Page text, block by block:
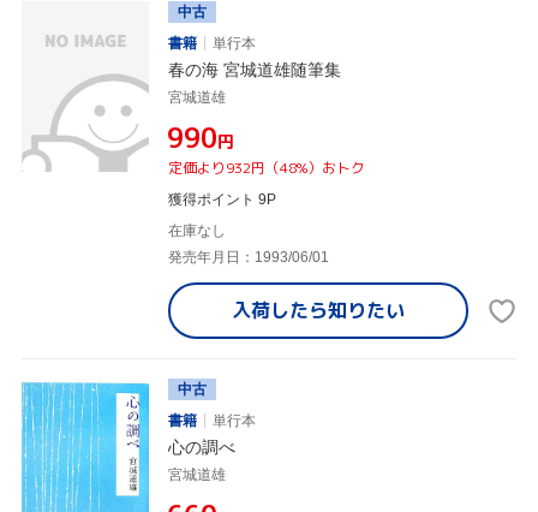
中古
書籍
単行本
春の海 宮城道雄随筆集
宮城道雄
¥990円
定価より932円（48%）おトク
獲得ポイント 9P
在庫なし
発売年月日：1993/06/01
入荷したら知りたい
中古
書籍
単行本
心の調べ
宮城道雄